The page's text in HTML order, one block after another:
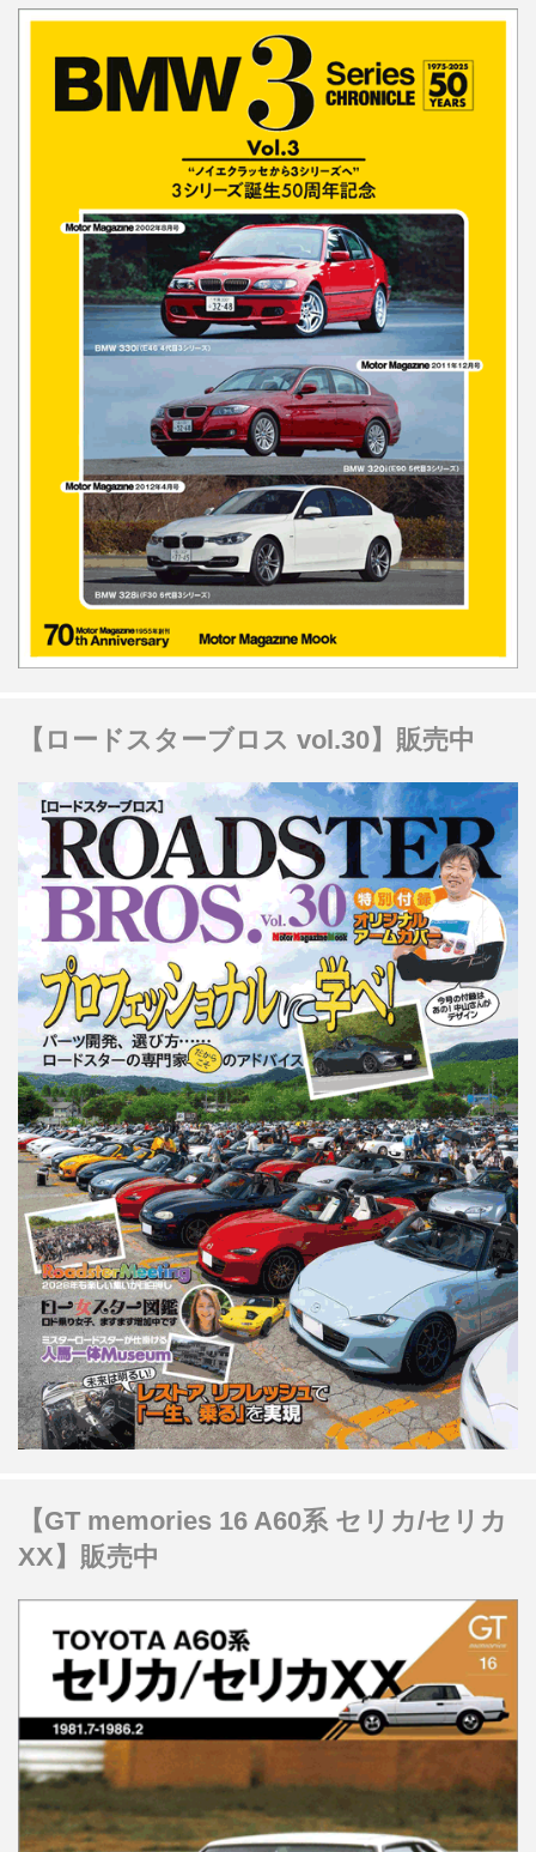
【ロードスターブロス vol.30】販売中
【GT memories 16 A60系 セリカ/セリカ
XX】販売中